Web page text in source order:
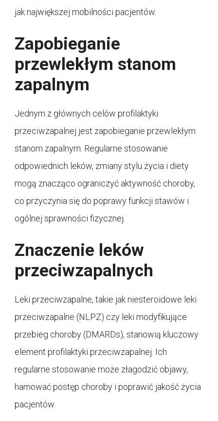
jak największej mobilności pacjentów.
Zapobieganie
przewlekłym stanom
zapalnym
Jednym z głównych celów profilaktyki
przeciwzapalnej jest zapobieganie przewlekłym
stanom zapalnym. Regularne stosowanie
odpowiednich leków, zmiany stylu życia i diety
mogą znacząco ograniczyć aktywność choroby,
co przyczynia się do poprawy funkcji stawów i
ogólnej sprawności fizycznej.
Znaczenie leków
przeciwzapalnych
Leki przeciwzapalne, takie jak niesteroidowe leki
przeciwzapalne (NLPZ) czy leki modyfikujące
przebieg choroby (DMARDs), stanowią kluczowy
element profilaktyki przeciwzapalnej. Ich
regularne stosowanie może złagodzić objawy,
hamować postęp choroby i poprawić jakość życia
pacjentów.